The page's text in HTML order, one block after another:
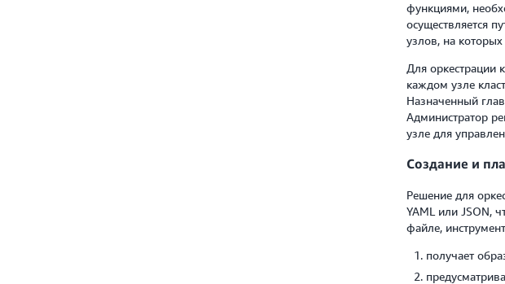
функциями,
осуществляется
узлов, на
Для оркестрации
каждом узле
Назначенный
Администратор
узле для
Создание и
Решение для
YAML или JSON,
файле,
получает